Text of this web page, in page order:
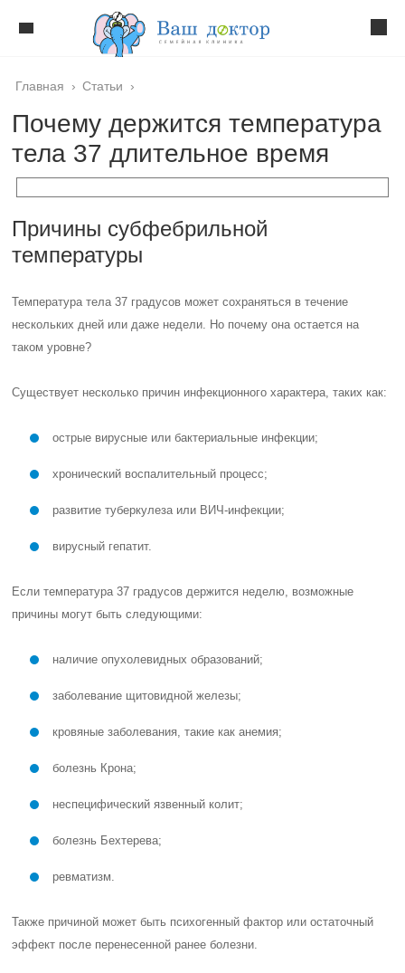
Главная › Статьи ›
Почему держится температура
тела 37 длительное время
Причины субфебрильной
температуры
Температура тела 37 градусов может сохраняться в течение
нескольких дней или даже недели. Но почему она остается на
таком уровне?
Существует несколько причин инфекционного характера, таких как:
острые вирусные или бактериальные инфекции;
хронический воспалительный процесс;
развитие туберкулеза или ВИЧ-инфекции;
вирусный гепатит.
Если температура 37 градусов держится неделю, возможные
причины могут быть следующими:
наличие опухолевидных образований;
заболевание щитовидной железы;
кровяные заболевания, такие как анемия;
болезнь Крона;
неспецифический язвенный колит;
болезнь Бехтерева;
ревматизм.
Также причиной может быть психогенный фактор или остаточный
эффект после перенесенной ранее болезни.